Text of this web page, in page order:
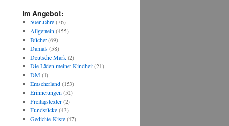
Im Angebot:
50er Jahre(36)
Allgemein(455)
Bücher(69)
Damals(58)
Deutsche Mark(2)
Die Läden meiner Kindheit(21)
DM(1)
Emscherland(153)
Erinnerungen(52)
Freitagstexter(2)
Fundstücke(43)
Gedichte-Kiste(47)